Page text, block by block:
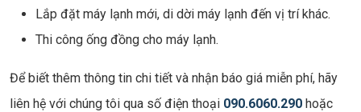
Lắp đặt máy lạnh mới, di dời máy lạnh đến vị trí khác.
Thi công ống đồng cho máy lạnh.
Để biết thêm thông tin chi tiết và nhận báo giá miễn phí, hãy
liên hệ với chúng tôi qua số điện thoại 090.6060.290 hoặc